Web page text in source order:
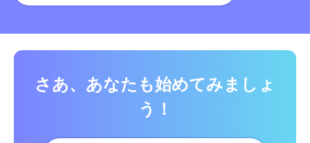
さあ、あなたも始めてみましょ
う！